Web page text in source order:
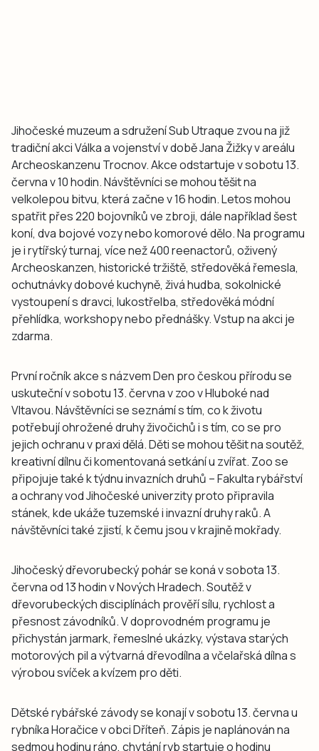
Jihočeské muzeum a sdružení Sub Utraque zvou na již
tradiční akci Válka a vojenství v době Jana Žižky v areálu
Archeoskanzenu Trocnov. Akce odstartuje v sobotu 13.
června v 10 hodin. Návštěvníci se mohou těšit na
velkolepou bitvu, která začne v 16 hodin. Letos mohou
spatřit přes 220 bojovníků ve zbroji, dále například šest
koní, dva bojové vozy nebo komorové dělo. Na programu
je i rytířský turnaj, více než 400 reenactorů, oživený
Archeoskanzen, historické tržiště, středověká řemesla,
ochutnávky dobové kuchyně, živá hudba, sokolnické
vystoupení s dravci, lukostřelba, středověká módní
přehlídka, workshopy nebo přednášky. Vstup na akci je
zdarma.
První ročník akce s názvem Den pro českou přírodu se
uskuteční v sobotu 13. června v zoo v Hluboké nad
Vltavou. Návštěvníci se seznámí s tím, co k životu
potřebují ohrožené druhy živočichů i s tím, co se pro
jejich ochranu v praxi dělá. Děti se mohou těšit na soutěž,
kreativní dílnu či komentovaná setkání u zvířat. Zoo se
připojuje také k týdnu invazních druhů – Fakulta rybářství
a ochrany vod Jihočeské univerzity proto připravila
stánek, kde ukáže tuzemské i invazní druhy raků. A
návštěvníci také zjistí, k čemu jsou v krajině mokřady.
Jihočeský dřevorubecký pohár se koná v sobota 13.
června od 13 hodin v Nových Hradech. Soutěž v
dřevorubeckých disciplínách prověří sílu, rychlost a
přesnost závodníků. V doprovodném programu je
přichystán jarmark, řemeslné ukázky, výstava starých
motorových pil a výtvarná dřevodílna a včelařská dílna s
výrobou svíček a kvízem pro děti.
Dětské rybářské závody se konají v sobotu 13. června u
rybníka Horačice v obci Dříteň. Zápis je naplánován na
sedmou hodinu ráno, chytání ryb startuje o hodinu